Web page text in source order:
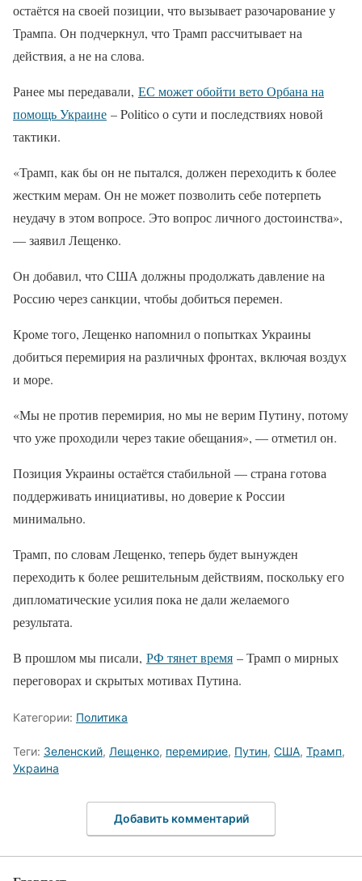
остаётся на своей позиции, что вызывает разочарование у
Трампа. Он подчеркнул, что Трамп рассчитывает на
действия, а не на слова.
Ранее мы передавали, ЕС может обойти вето Орбана на
помощь Украине – Politico о сути и последствиях новой
тактики.
«Трамп, как бы он не пытался, должен переходить к более
жестким мерам. Он не может позволить себе потерпеть
неудачу в этом вопросе. Это вопрос личного достоинства»,
— заявил Лещенко.
Он добавил, что США должны продолжать давление на
Россию через санкции, чтобы добиться перемен.
Кроме того, Лещенко напомнил о попытках Украины
добиться перемирия на различных фронтах, включая воздух
и море.
«Мы не против перемирия, но мы не верим Путину, потому
что уже проходили через такие обещания», — отметил он.
Позиция Украины остаётся стабильной — страна готова
поддерживать инициативы, но доверие к России
минимально.
Трамп, по словам Лещенко, теперь будет вынужден
переходить к более решительным действиям, поскольку его
дипломатические усилия пока не дали желаемого
результата.
В прошлом мы писали, РФ тянет время – Трамп о мирных
переговорах и скрытых мотивах Путина.
Категории: Политика
Теги: Зеленский, Лещенко, перемирие, Путин, США, Трамп,
Украина
Добавить комментарий